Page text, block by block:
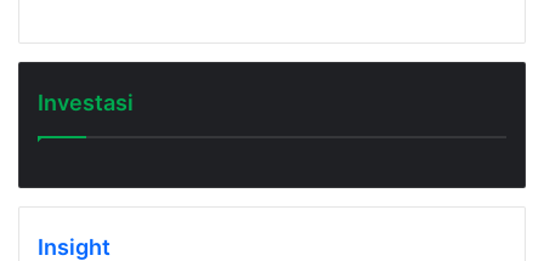
Investasi
Insight